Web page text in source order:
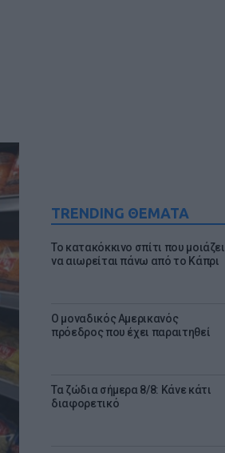
TRENDING ΘΕΜΑΤΑ
Το κατακόκκινο σπίτι που μοιάζει
να αιωρείται πάνω από το Κάπρι
Ο μοναδικός Αμερικανός
πρόεδρος που έχει παραιτηθεί
Τα ζώδια σήμερα 8/8: Κάνε κάτι
διαφορετικό